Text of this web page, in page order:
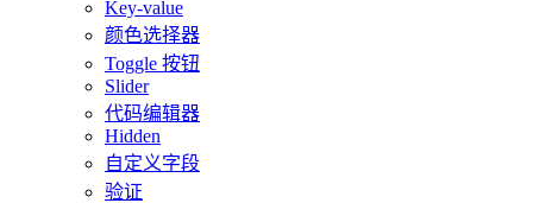
Key-value
颜色选择器
Toggle 按钮
Slider
代码编辑器
Hidden
自定义字段
验证